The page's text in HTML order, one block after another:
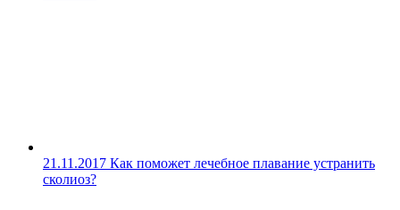
21.11.2017 Как поможет лечебное плавание устранить
сколиоз?